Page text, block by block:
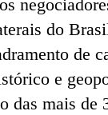
do
de
e
das mais de